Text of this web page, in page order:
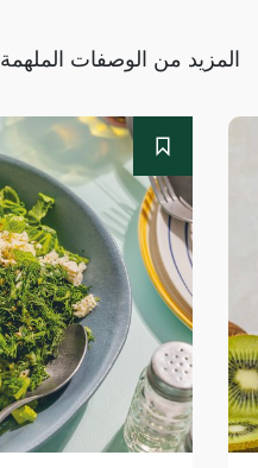
المزيد من الوصفات الملهمة